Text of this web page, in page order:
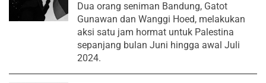
Dua orang seniman Bandung, Gatot
Gunawan dan Wanggi Hoed, melakukan
aksi satu jam hormat untuk Palestina
sepanjang bulan Juni hingga awal Juli
2024.